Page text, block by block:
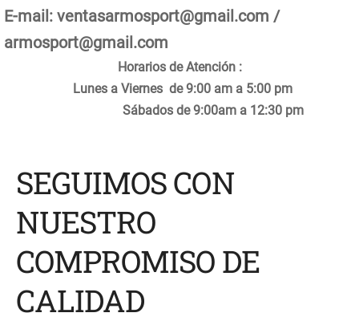
E-mail: ventasarmosport@gmail.com /
armosport@gmail.com
Horarios de Atención :
Lunes a Viernes de 9:00 am a 5:00 pm
Sábados de 9:00am a 12:30 pm
SEGUIMOS CON
NUESTRO
COMPROMISO DE
CALIDAD